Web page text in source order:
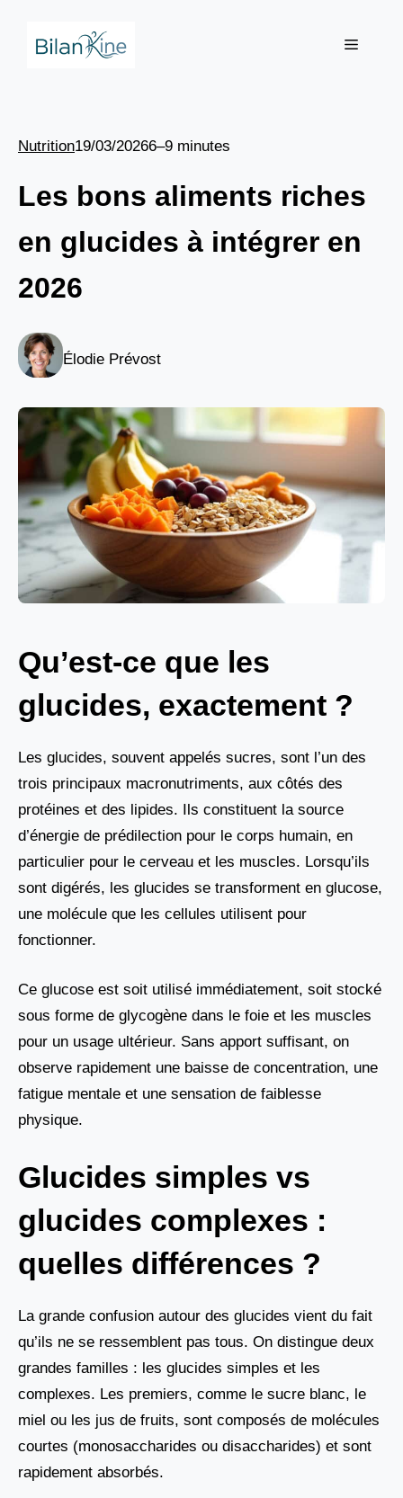
Menu
Nutrition19/03/20266–9 minutes
Les bons aliments riches
en glucides à intégrer en
2026
Élodie Prévost
Qu’est-ce que les
glucides, exactement ?
Les glucides, souvent appelés sucres, sont l’un des
trois principaux macronutriments, aux côtés des
protéines et des lipides. Ils constituent la source
d’énergie de prédilection pour le corps humain, en
particulier pour le cerveau et les muscles. Lorsqu’ils
sont digérés, les glucides se transforment en glucose,
une molécule que les cellules utilisent pour
fonctionner.
Ce glucose est soit utilisé immédiatement, soit stocké
sous forme de glycogène dans le foie et les muscles
pour un usage ultérieur. Sans apport suffisant, on
observe rapidement une baisse de concentration, une
fatigue mentale et une sensation de faiblesse
physique.
Glucides simples vs
glucides complexes :
quelles différences ?
La grande confusion autour des glucides vient du fait
qu’ils ne se ressemblent pas tous. On distingue deux
grandes familles : les glucides simples et les
complexes. Les premiers, comme le sucre blanc, le
miel ou les jus de fruits, sont composés de molécules
courtes (monosaccharides ou disaccharides) et sont
rapidement absorbés.